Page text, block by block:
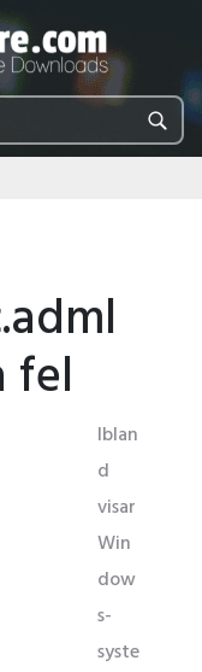
fel
Iblan
d
visar
Win
dow
s-
syste